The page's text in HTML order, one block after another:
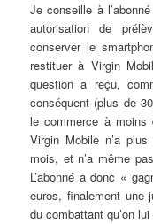
Je conseille à
autorisation de
conserver le
restituer à Virgin
question a reçu,
conséquent (plus de
le commerce à
Virgin Mobile n’a
mois, et n’a même
L’abonné a donc «
euros, finalement une
du combattant qu’on